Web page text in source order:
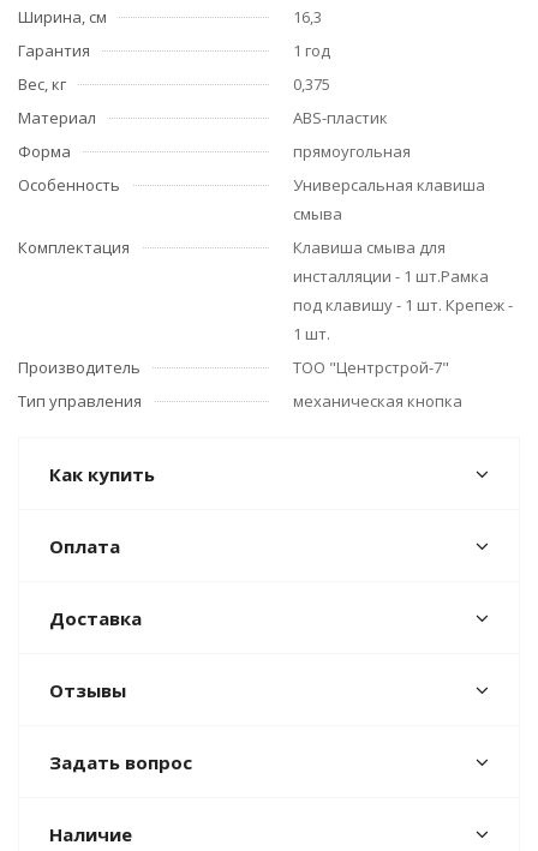
Ширина, см
16,3
Гарантия
1 год
Вес, кг
0,375
Материал
ABS-пластик
Форма
прямоугольная
Особенность
Универсальная клавиша
смыва
Комплектация
Клавиша смыва для
инсталляции - 1 шт.Рамка
под клавишу - 1 шт. Крепеж -
1 шт.
Производитель
ТОО "Центрстрой-7"
Тип управления
механическая кнопка
Как купить
Оплата
Доставка
Отзывы
Задать вопрос
Наличие